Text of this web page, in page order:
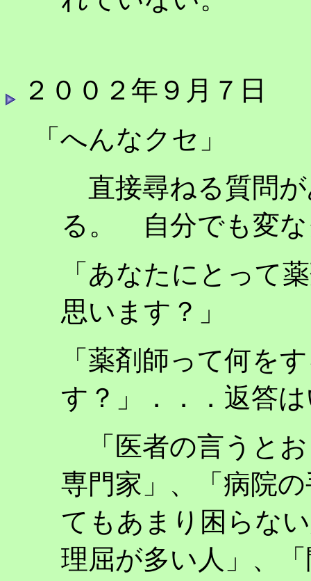
２００２年９月７日
「へんなクセ」
直接尋ねる質問
る。 自分でも変な
「あなたにとって
思います？」
「薬剤師って何を
す？」．．．返答
「医者の言うとお
専門家」、「病院
てもあまり困らな
理屈が多い人」、